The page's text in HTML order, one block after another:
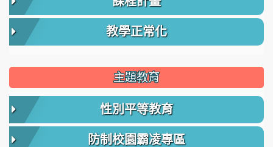
教學正常化
主題教育
性別平等教育
防制校園霸凌專區